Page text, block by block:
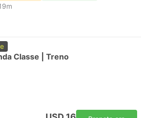
Classe | Treno